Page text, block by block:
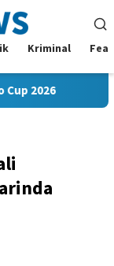
Kriminal